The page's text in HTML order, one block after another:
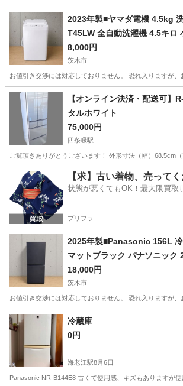
兵庫 南あわじ市 その他
2023年製■ヤマダ電機 4.5kg
T45LW 全自動洗濯機 4.5キロ
らし
8,000円
茨木市
お値引き交渉には対応しておりません。 恐れ入りますが
大阪 茨木市 生活家電 ヤマダ電機
【オンライン決済・配送可】
タルホワイト
75,000円
四条畷駅
ご覧頂きありがとうございます！ 外形寸法（幅）68.5cm
大阪 大東市 四条畷駅 キッチン家電
【求】古い着物、売って
状態が悪くてもOK！最大限買取
プリフラ
2025年製■Panasonic 156L
マットブラック パナソニック
型冷蔵庫 一人暮らし
18,000円
茨木市
お値引き交渉には対応しておりません。 恐れ入りますが
大阪 茨木市 キッチン家電
冷蔵庫
0円
海老江駅8月6日
Panasonic NR-B144E8 古くて使用感、キズもありますが